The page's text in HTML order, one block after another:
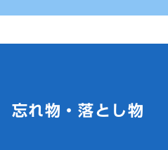
忘れ物・落とし物